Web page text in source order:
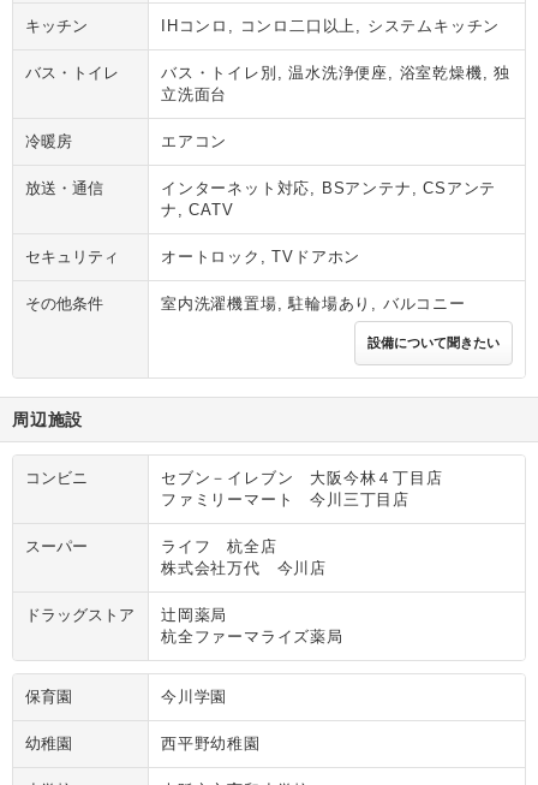
キッチン IHコンロ, コンロ二口以上, システムキッチン
バス・トイレ
バス・トイレ別, 温水洗浄便座, 浴室乾燥機, 独
立洗面台
冷暖房 エアコン
放送・通信
インターネット対応, BSアンテナ, CSアンテ
ナ, CATV
セキュリティ オートロック, TVドアホン
その他条件 室内洗濯機置場, 駐輪場あり, バルコニー
設備について聞きたい
周辺施設
コンビニ
セブン－イレブン 大阪今林４丁目店
ファミリーマート 今川三丁目店
スーパー
ライフ 杭全店
株式会社万代 今川店
ドラッグストア
辻岡薬局
杭全ファーマライズ薬局
保育園 今川学園
幼稚園 西平野幼稚園